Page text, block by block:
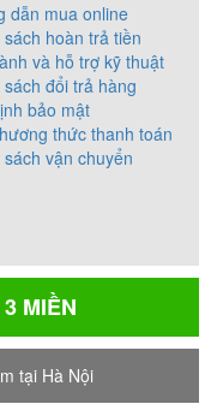
dẫn mua online
hoàn trả tiền
và hỗ trợ kỹ thuật
đổi trả hàng
bảo mật
thức thanh toán
vận chuyển
MIỀN
tại Hà Nội